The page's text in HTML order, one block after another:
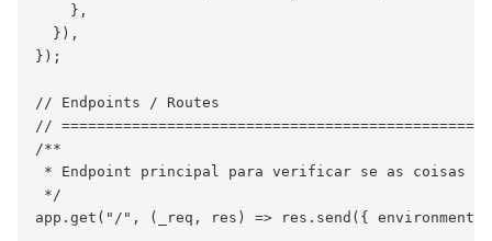
    },
  }),
});
// Endpoints / Routes
//
/**
* Endpoint principal para verificar se as coisas
*/
app.get("/", (_req, res) => res.send({ environment: